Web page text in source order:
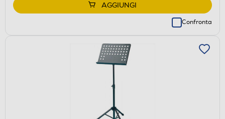
AGGIUNGI
Confronta